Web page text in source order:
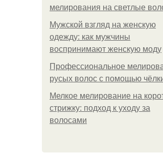
мелирования на светлые
Мужской взгляд на женскую
одежду: как мужчины
воспринимают женскую моду
Профессиональное
русых волос с помощью
Мелкое мелирование на
стрижку: подход к уходу за
волосами